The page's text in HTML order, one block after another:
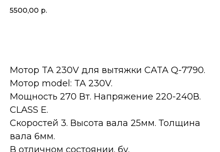
5500,00 р.
Мотор TA 230V для вытяжки CATA Q-7790.
Мотор model: TA 230V.
Мощность 270 Вт. Напряжение 220-240В.
CLASS E.
Скоростей 3. Высота вала 25мм. Толщина
вала 6мм.
В отличном состоянии. бу.